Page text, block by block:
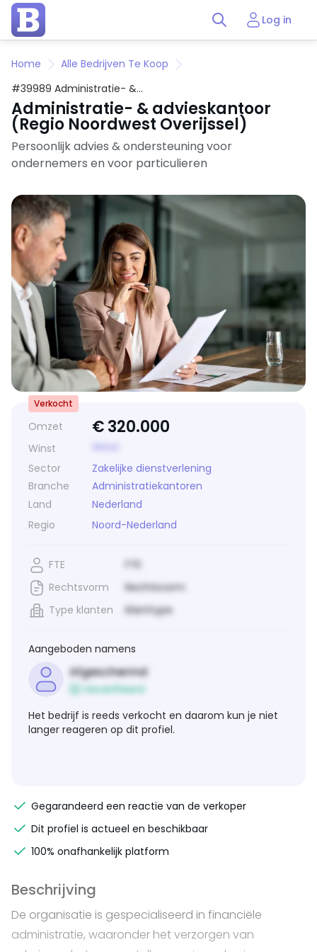
Log in
Home
Alle Bedrijven Te Koop
#39989 Administratie- &
advieskantoor (Regio Noordwest
Overijssel)
Administratie- & advieskantoor
(Regio Noordwest Overijssel)
Persoonlijk advies & ondersteuning voor
ondernemers en voor particulieren
Omzet €320.000
Winst
Sector
Zakelijke dienstverlening
Branche
Administratiekantoren
Land
Nederland
Regio
Noord-Nederland
Verkocht
FTE
FTE
Rechtsvorm
Rechtsvorm
Type klanten
Klanttype
Aangeboden namens
Afgeschermd
Geverifieerd
Het bedrijf is reeds verkocht en daarom kun je niet
langer reageren op dit profiel.
Gegarandeerd een reactie van de verkoper
Dit profiel is actueel en beschikbaar
100% onafhankelijk platform
Beschrijving
De organisatie is gespecialiseerd in financiële
administratie, waaronder het verzorgen van